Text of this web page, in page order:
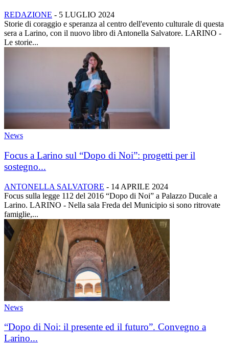
REDAZIONE - 5 LUGLIO 2024
Storie di coraggio e speranza al centro dell'evento culturale di questa
sera a Larino, con il nuovo libro di Antonella Salvatore. LARINO -
Le storie...
News
Focus a Larino sul “Dopo di Noi”: progetti per il
sostegno...
ANTONELLA SALVATORE - 14 APRILE 2024
Focus sulla legge 112 del 2016 “Dopo di Noi” a Palazzo Ducale a
Larino. LARINO - Nella sala Freda del Municipio si sono ritrovate
famiglie,...
News
“Dopo di Noi: il presente ed il futuro”. Convegno a
Larino...